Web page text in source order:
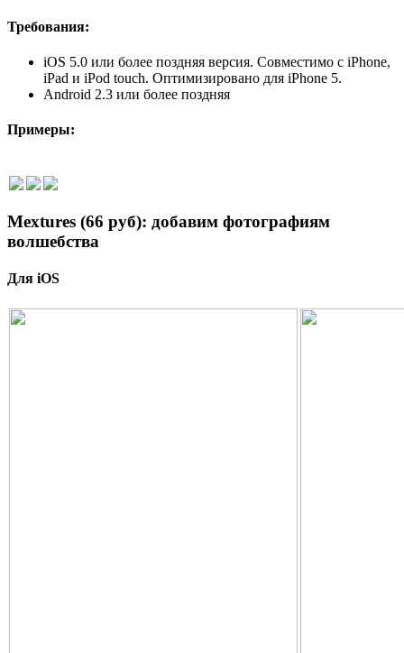
Требования:
iOS 5.0 или более поздняя версия. Совместимо с iPhone,
iPad и iPod touch. Оптимизировано для iPhone 5.
Android 2.3 или более поздняя
Примеры:
Mextures (66 руб): добавим фотографиям
волшебства
Для iOS